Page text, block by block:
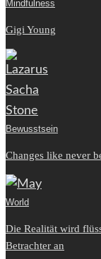
Mindfulness
Gigi Young
Bewusstsein
Changes like never
World
Die Realität wird
Betrachter an